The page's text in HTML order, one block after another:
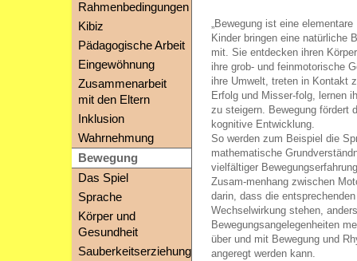
Rahmenbedingungen
Kibiz
Pädagogische Arbeit
Eingewöhnung
Zusammenarbeit
mit den Eltern
Inklusion
Wahrnehmung
Bewegung
Das Spiel
Sprache
Körper und
Gesundheit
Sauberkeitserziehung
„Bewegung ist eine
Kinder bringen eine natürliche
mit. Sie entdecken ihren
ihre grob- und feinmotorische
ihre Umwelt, treten in Kontakt
Erfolg und Misser-folg, lernen
zu steigern. Bewegung fördert
kognitive Entwicklung.
So werden zum Beispiel die
mathematische
vielfältiger
Zusam-menhang zwischen
darin, dass die
Wechselwirkung stehen,
Bewegungsangelegenheiten
über und mit Bewegung und
angeregt werden kann.